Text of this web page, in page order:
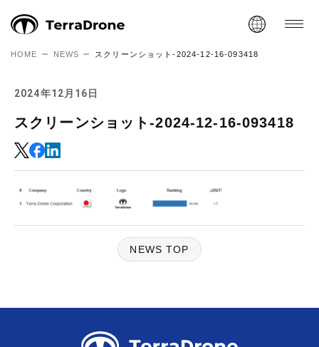
HOME NEWS スクリーンショット-2024-12-16-093418
2024年12月16日
スクリーンショット-2024-12-16-093418
NEWS TOP